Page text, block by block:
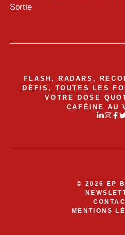
Sortie
FLASH, RADARS,
DÉFIS, TOUTES LES
VOTRE DOSE
CAFÉINE AU
© 2026 EP
MENTIONS